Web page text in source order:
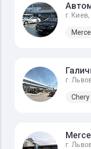
г.
г.
Chery
г.